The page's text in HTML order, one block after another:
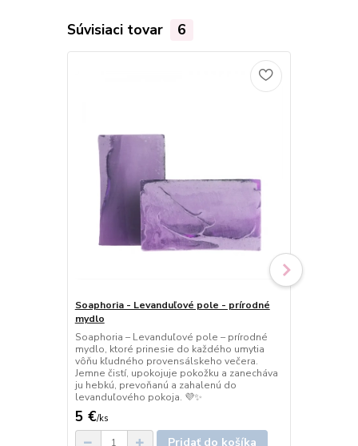
Súvisiaci tovar 6
Soaphoria - Levanduľové pole - prírodné
mydlo
Soaphoria – Levanduľové pole – prírodné
mydlo, ktoré prinesie do každého umytia
vôňu kľudného provensálskeho večera.
Jemne čistí, upokojuje pokožku a zanecháva
ju hebkú, prevoňanú a zahalenú do
levanduľového pokoja. 💜✨
5 €/ks
Pridať do košíka